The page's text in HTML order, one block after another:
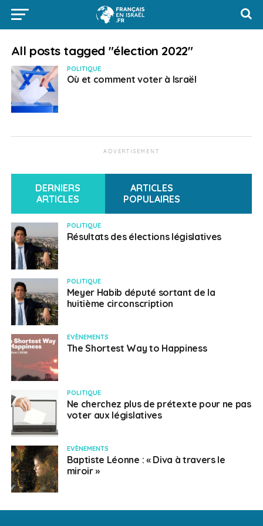
All posts tagged "élection 2022"
POLITIQUE
Où et comment voter à Israël
ADVERTISEMENT
DERNIERS
ARTICLES
ARTICLES
POPULAIRES
POLITIQUE
Résultats des élections législatives
POLITIQUE
Meyer Habib député sortant de la
huitième circonscription
EVÈNEMENTS
The Shortest Way to Happiness
POLITIQUE
Ne cherchez plus de prétexte pour ne pas
voter aux législatives
EVÈNEMENTS
Baptiste Léonne : « Diva à travers le
miroir »